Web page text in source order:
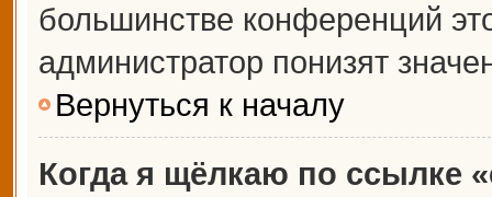
большинстве конференций
администратор понизят
Вернуться к началу
Когда я щёлкаю по ссылке